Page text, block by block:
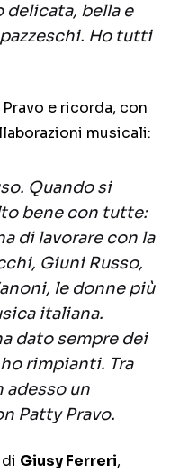
bella e
Ho tutti
e ricorda, con
musicali:
Quando si
bene con tutte:
di lavorare con la
Giuni Russo,
le donne più
italiana.
dato sempre dei
rimpianti. Tra
adesso un
Patty Pravo.
Giusy Ferreri,